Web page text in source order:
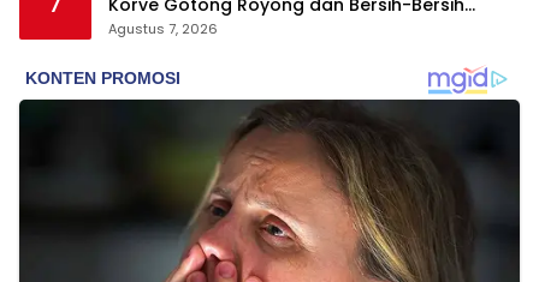
Serentak
Agustus 7, 2026